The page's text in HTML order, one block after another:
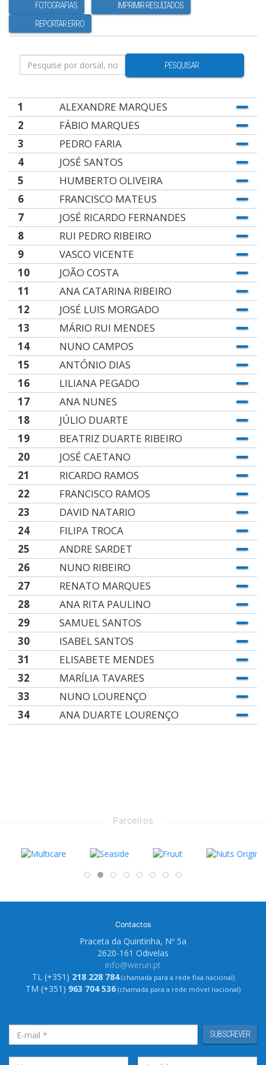
FOTOGRAFIAS
IMPRIMIR RESULTADOS
REPORTAR ERRO
PESQUISAR
1
ALEXANDRE MARQUES
2
FÁBIO MARQUES
3
PEDRO FARIA
4
JOSÉ SANTOS
5
HUMBERTO OLIVEIRA
6
FRANCISCO MATEUS
7
JOSÉ RICARDO FERNANDES
8
RUI PEDRO RIBEIRO
9
VASCO VICENTE
10
JOÃO COSTA
11
ANA CATARINA RIBEIRO
12
JOSÉ LUIS MORGADO
13
MÁRIO RUI MENDES
14
NUNO CAMPOS
15
ANTÓNIO DIAS
16
LILIANA PEGADO
17
ANA NUNES
18
JÚLIO DUARTE
19
BEATRIZ DUARTE RIBEIRO
20
JOSÉ CAETANO
21
RICARDO RAMOS
22
FRANCISCO RAMOS
23
DAVID NATARIO
24
FILIPA TROCA
25
ANDRE SARDET
26
NUNO RIBEIRO
27
RENATO MARQUES
28
ANA RITA PAULINO
29
SAMUEL SANTOS
30
ISABEL SANTOS
31
ELISABETE MENDES
32
MARÍLIA TAVARES
33
NUNO LOURENÇO
34
ANA DUARTE LOURENÇO
Parceiros
Contactos
Praceta da Quintinha, Nº 5a
2620-161 Odivelas
info@werun.pt
TL (+351) 218 228 784(chamada para a rede fixa nacional)
TM (+351) 963 704 536 (chamada para a rede móvel nacional)
SUBSCREVER